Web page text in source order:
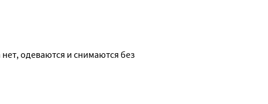
одеваются и снимаются без